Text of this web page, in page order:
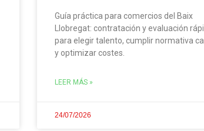
Guía práctica para comercios del Baix
Llobregat: contratación y evaluación
para elegir talento, cumplir normativa
y optimizar costes.
LEER MÁS »
24/07/2026